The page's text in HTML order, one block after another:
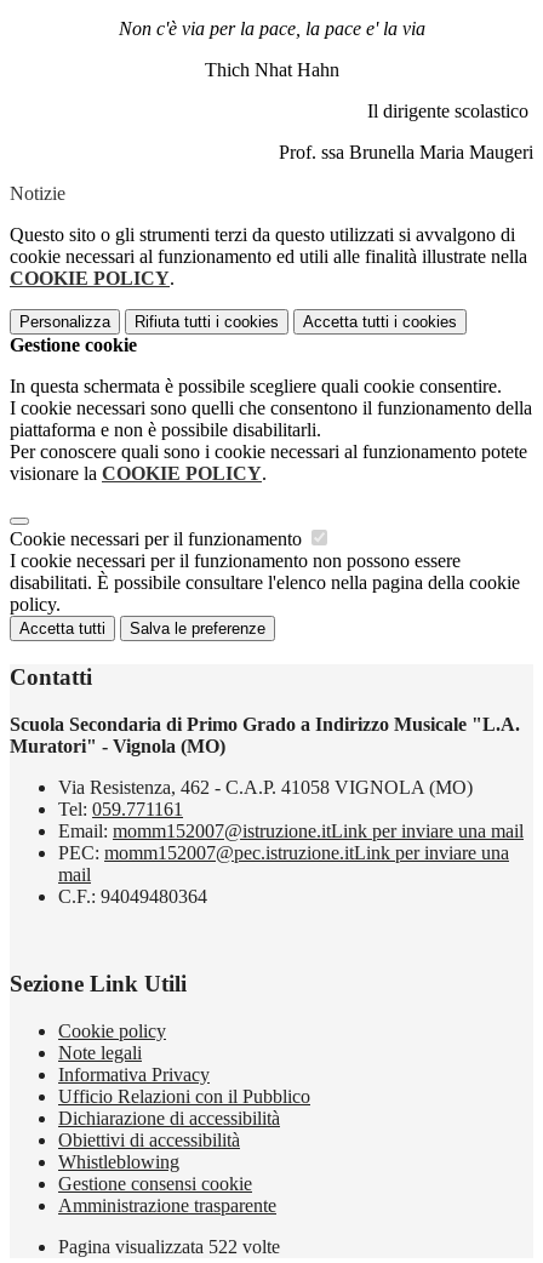
Non c'è via per la pace, la pace e' la via
Thich Nhat Hahn
Il dirigente scolastico
Prof. ssa Brunella Maria Maugeri
Notizie
Questo sito o gli strumenti terzi da questo utilizzati si avvalgono di
cookie necessari al funzionamento ed utili alle finalità illustrate nella
COOKIE POLICY.
Personalizza Rifiuta tutti i cookies Accetta tutti i cookies
Gestione cookie
In questa schermata è possibile scegliere quali cookie consentire.
I cookie necessari sono quelli che consentono il funzionamento della
piattaforma e non è possibile disabilitarli.
Per conoscere quali sono i cookie necessari al funzionamento potete
visionare la COOKIE POLICY.
Cookie necessari per il funzionamento
I cookie necessari per il funzionamento non possono essere
disabilitati. È possibile consultare l'elenco nella pagina della cookie
policy.
Accetta tutti Salva le preferenze
Contatti
Scuola Secondaria di Primo Grado a Indirizzo Musicale "L.A.
Muratori" - Vignola (MO)
Via Resistenza, 462 - C.A.P. 41058 VIGNOLA (MO)
Tel: 059.771161
Email: momm152007@istruzione.itLink per inviare una mail
PEC: momm152007@pec.istruzione.itLink per inviare una
mail
C.F.: 94049480364
Sezione Link Utili
Cookie policy
Note legali
Informativa Privacy
Ufficio Relazioni con il Pubblico
Dichiarazione di accessibilità
Obiettivi di accessibilità
Whistleblowing
Gestione consensi cookie
Amministrazione trasparente
Pagina visualizzata 522 volte